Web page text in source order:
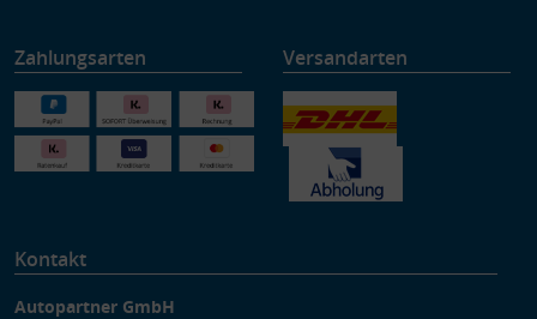
Zahlungsarten Versandarten
Kontakt
Autopartner GmbH